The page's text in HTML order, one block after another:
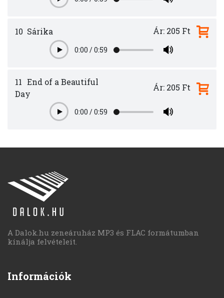
10 Sárika
Play0:00 /0:59
Ár: 205 Ft
11 End of a Beautiful
Day
Play0:00 /0:59
Ár: 205 Ft
A Dalok.hu zeneáruház MP3 és FLAC formátumban
kínálja felvételeit.
Információk